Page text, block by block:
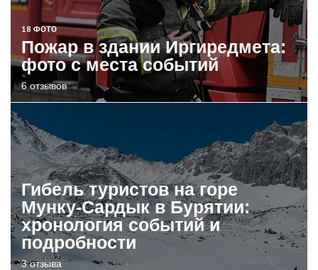
18 ФОТО
Пожар в здании Иргиредмета:
фото с места событий
6 отзывов
Гибель туристов на горе
Мунку-Сардык в Бурятии:
хронология событий и
подробности
3 отзыва